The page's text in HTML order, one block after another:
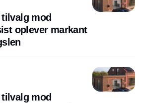
mod
oplever markant
mod